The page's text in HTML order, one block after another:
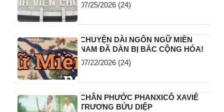
07/25/2026 (24)
CHUYỆN DÀI NGÔN NGỮ MIỀN
NAM ĐÃ DẦN BỊ BẮC CỘNG HÓA!
07/22/2026 (24)
CHÂN PHƯỚC PHANXICÔ XAVIÊ
TRƯƠNG BỬU DIỆP